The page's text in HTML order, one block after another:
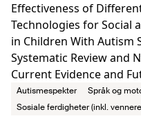
Effectiveness of
Technologies for Social
in Children With Autism
Systematic Review and
Current Evidence and
Autismespekter
Språk og
Sosiale ferdigheter (inkl.